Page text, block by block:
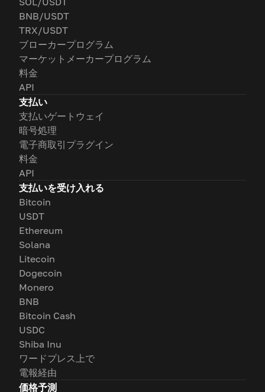
BNB/USDT
TRX/USDT
ブローカープログラム
マーケットメーカープログラム
料金
API
支払い
支払いゲートウェイ
暗号処理
電子商取引プラグイン
料金
API
支払いを受け入れる
Bitcoin
USDT
Ethereum
Solana
Litecoin
Dogecoin
Monero
BNB
Bitcoin Cash
USDC
Shiba Inu
ワードプレス上で
電報経由
価格予測